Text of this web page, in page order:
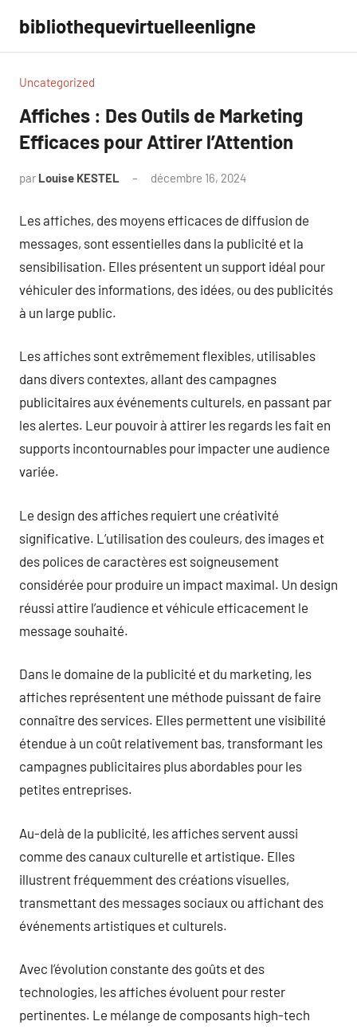
contenu
bibliothequevirtuelleenligne
Uncategorized
Affiches : Des Outils de Marketing
Efficaces pour Attirer l’Attention
par Louise KESTEL décembre 16, 2024
Les affiches, des moyens efficaces de diffusion de
messages, sont essentielles dans la publicité et la
sensibilisation. Elles présentent un support idéal pour
véhiculer des informations, des idées, ou des publicités
à un large public.
Les affiches sont extrêmement flexibles, utilisables
dans divers contextes, allant des campagnes
publicitaires aux événements culturels, en passant par
les alertes. Leur pouvoir à attirer les regards les fait en
supports incontournables pour impacter une audience
variée.
Le design des affiches requiert une créativité
significative. L’utilisation des couleurs, des images et
des polices de caractères est soigneusement
considérée pour produire un impact maximal. Un design
réussi attire l’audience et véhicule efficacement le
message souhaité.
Dans le domaine de la publicité et du marketing, les
affiches représentent une méthode puissant de faire
connaître des services. Elles permettent une visibilité
étendue à un coût relativement bas, transformant les
campagnes publicitaires plus abordables pour les
petites entreprises.
Au-delà de la publicité, les affiches servent aussi
comme des canaux culturelle et artistique. Elles
illustrent fréquemment des créations visuelles,
transmettant des messages sociaux ou affichant des
événements artistiques et culturels.
Avec l’évolution constante des goûts et des
technologies, les affiches évoluent pour rester
pertinentes. Le mélange de composants high-tech